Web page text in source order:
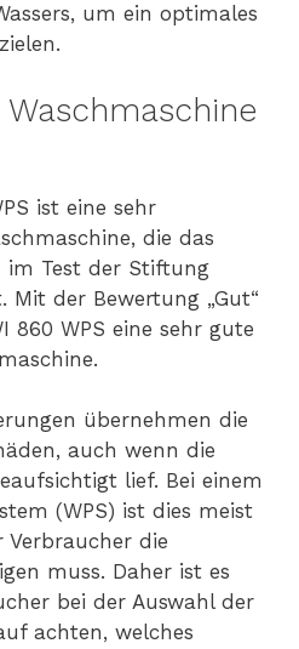
um ein optimales
ist eine sehr
die das
im Test der Stiftung
Mit der Bewertung „Gut“
860 WPS eine sehr gute
übernehmen die
auch wenn die
lief. Bei einem
(WPS) ist dies meist
die
muss. Daher ist es
bei der Auswahl der
achten, welches